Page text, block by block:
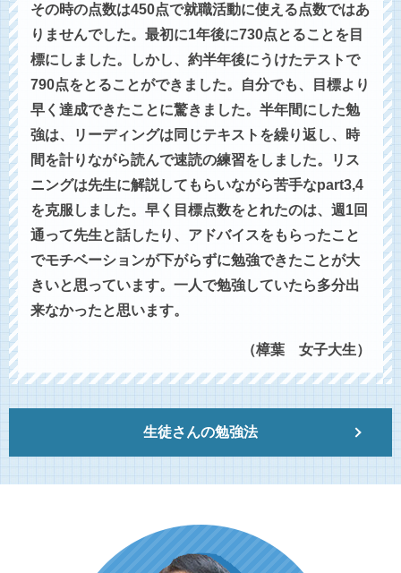
その時の点数は450点で就職活動に使える点数ではあ
りませんでした。最初に1年後に730点とることを目
標にしました。しかし、約半年後にうけたテストで
790点をとることができました。自分でも、目標より
早く達成できたことに驚きました。半年間にした勉
強は、リーディングは同じテキストを繰り返し、時
間を計りながら読んで速読の練習をしました。リス
ニングは先生に解説してもらいながら苦手なpart3,4
を克服しました。早く目標点数をとれたのは、週1回
通って先生と話したり、アドバイスをもらったこと
でモチベーションが下がらずに勉強できたことが大
きいと思っています。一人で勉強していたら多分出
来なかったと思います。
（樟葉 女子大生）
生徒さんの勉強法